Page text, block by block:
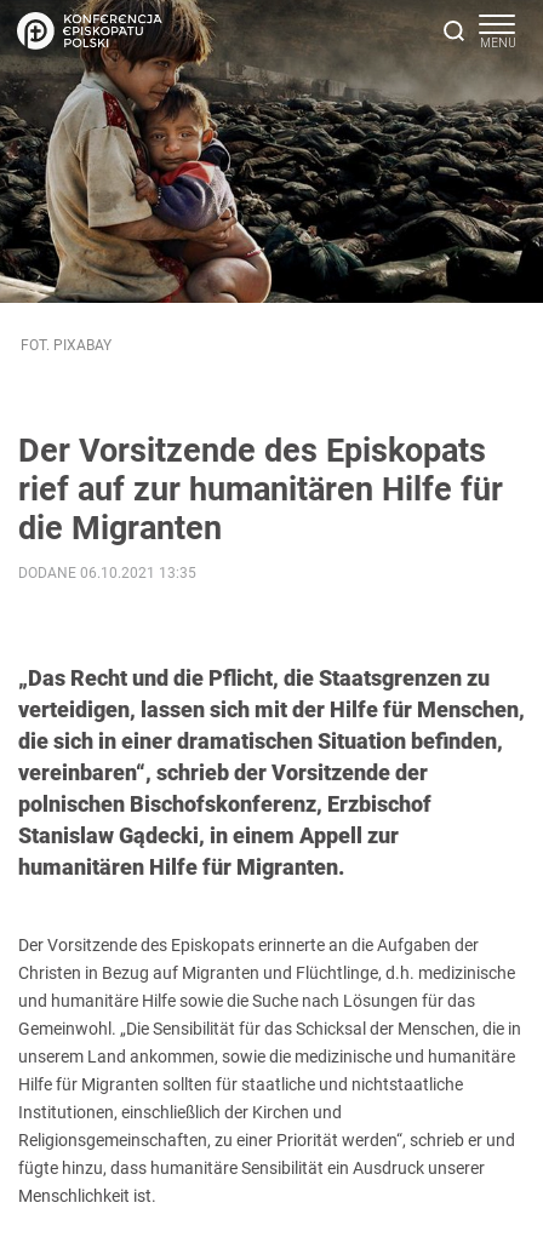
FOT. PIXABAY
Der Vorsitzende des Episkopats
rief auf zur humanitären Hilfe für
die Migranten
„Das Recht und die Pflicht, die Staatsgrenzen zu
verteidigen, lassen sich mit der Hilfe für Menschen,
die sich in einer dramatischen Situation befinden,
vereinbaren“, schrieb der Vorsitzende der
polnischen Bischofskonferenz, Erzbischof
Stanislaw Gądecki, in einem Appell zur
humanitären Hilfe für Migranten.
DODANE 06.10.2021 13:35
Der Vorsitzende des Episkopats erinnerte an die Aufgaben der
Christen in Bezug auf Migranten und Flüchtlinge, d.h. medizinische
und humanitäre Hilfe sowie die Suche nach Lösungen für das
Gemeinwohl. „Die Sensibilität für das Schicksal der Menschen, die in
unserem Land ankommen, sowie die medizinische und humanitäre
Hilfe für Migranten sollten für staatliche und nichtstaatliche
Institutionen, einschließlich der Kirchen und
Religionsgemeinschaften, zu einer Priorität werden“, schrieb er und
fügte hinzu, dass humanitäre Sensibilität ein Ausdruck unserer
Menschlichkeit ist.